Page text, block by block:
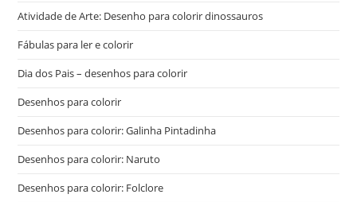
Atividade de Arte: Desenho para colorir dinossauros
Fábulas para ler e colorir
Dia dos Pais – desenhos para colorir
Desenhos para colorir
Desenhos para colorir: Galinha Pintadinha
Desenhos para colorir: Naruto
Desenhos para colorir: Folclore